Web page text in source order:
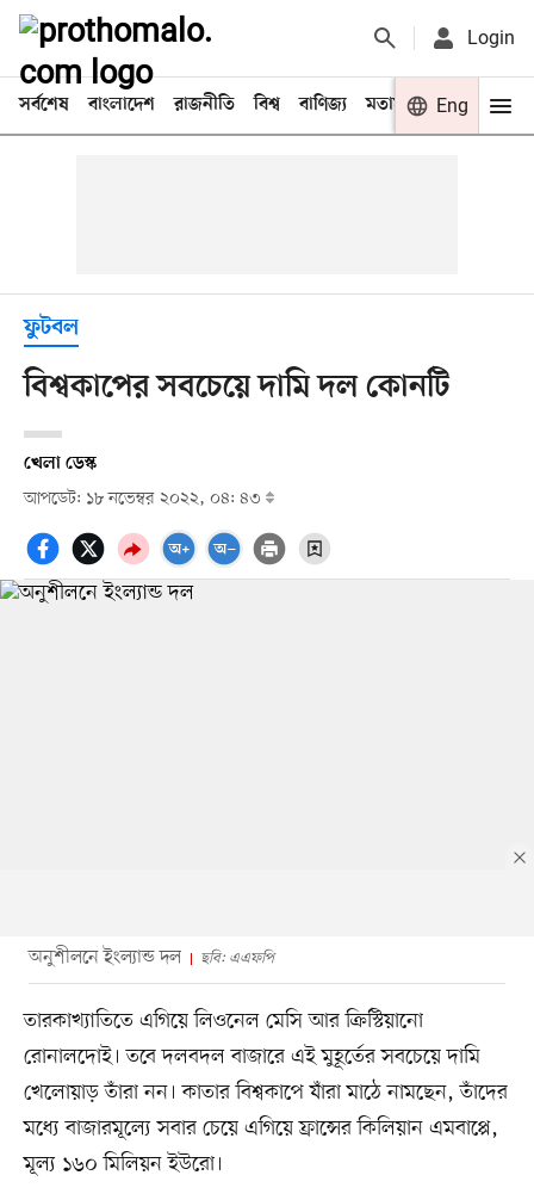
Login
সর্বশেষ বাংলাদেশ রাজনীতি বিশ্ব বাণিজ্য মতামত খেলা
Eng
ফুটবল
বিশ্বকাপের সবচেয়ে দামি দল কোনটি
খেলা ডেস্ক
আপডেট: ১৮ নভেম্বর ২০২২, ০৪: ৪৩
অনুশীলনে ইংল্যান্ড দল ছবি: এএফপি
তারকাখ্যাতিতে এগিয়ে লিওনেল মেসি আর ক্রিস্টিয়ানো
রোনালদোই। তবে দলবদল বাজারে এই মুহূর্তের সবচেয়ে দামি
খেলোয়াড় তাঁরা নন। কাতার বিশ্বকাপে যাঁরা মাঠে নামছেন, তাঁদের
মধ্যে বাজারমূল্যে সবার চেয়ে এগিয়ে ফ্রান্সের কিলিয়ান এমবাপ্পে,
মূল্য ১৬০ মিলিয়ন ইউরো।